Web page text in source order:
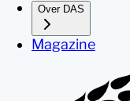
Over DAS
Magazine